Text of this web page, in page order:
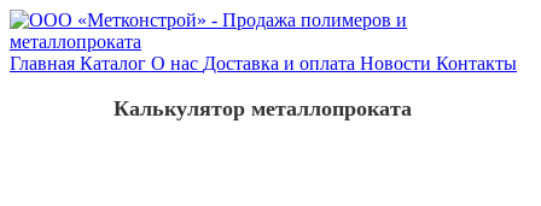
Главная Каталог О нас Доставка и оплата Новости Контакты
Калькулятор металлопроката